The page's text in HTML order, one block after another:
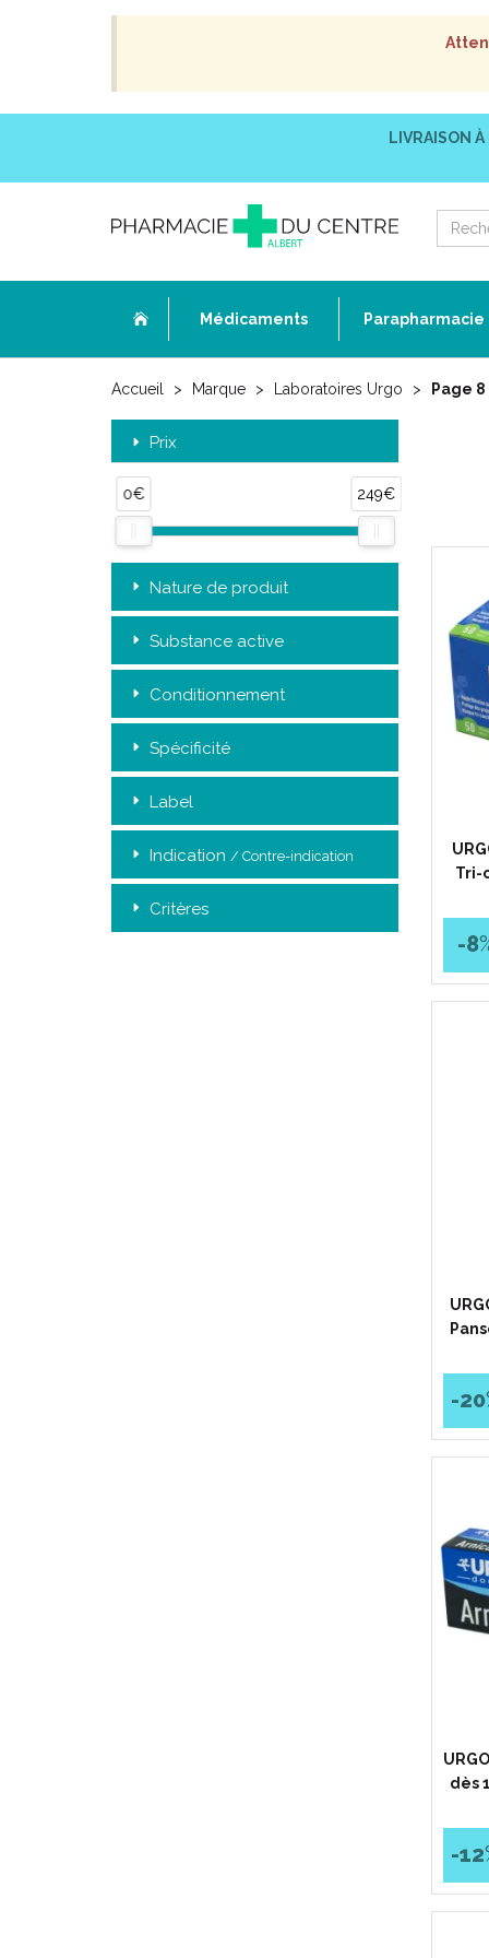
LIVRAISON À
Médicaments Parapharmacie
Accueil Marque Laboratoires Urgo Page 8
Prix
0€ 249€
Nature de produit
Substance active
Conditionnement
Spécificité
Label
Indication / Contre-indication
Critères
Tri-
-8
-20
dès
-12